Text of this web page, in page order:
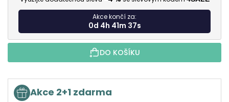
Akce končí za:
0d 4h 41m 36s
DO KOŠÍKU
Akce 2+1 zdarma